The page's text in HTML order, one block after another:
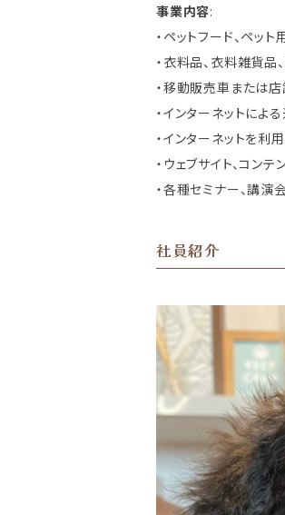
事業内容:
・ペットフード、ペッ
・衣料品、衣料雑貨品
・移動販売車または
・インターネットによ
・インターネットを利
・ウェブサイト、コン
・各種セミナー、講演
社員紹介